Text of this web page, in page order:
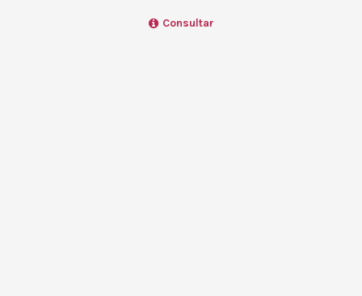
Consultar